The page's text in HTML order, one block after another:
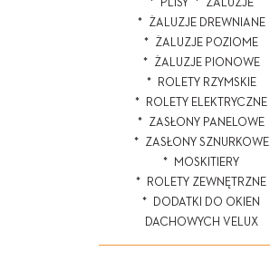
PLISY
ŻALUZJE
ŻALUZJE DREWNIANE
ŻALUZJE POZIOME
ŻALUZJE PIONOWE
ROLETY RZYMSKIE
ROLETY ELEKTRYCZNE
ZASŁONY PANELOWE
ZASŁONY SZNURKOWE
MOSKITIERY
ROLETY ZEWNĘTRZNE
DODATKI DO OKIEN
DACHOWYCH VELUX